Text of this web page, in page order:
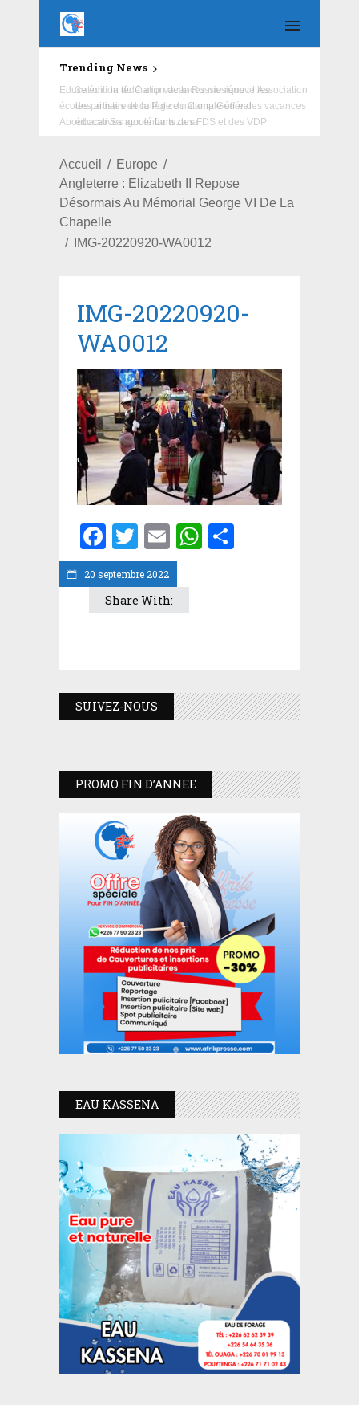
Trending News
Education : la fédération de la Russie rénove les
écoles primaire et collège du Camp Général
Aboubacar Sangoulé Lamizana
Accueil
Europe
Angleterre : Elizabeth II Repose
Désormais Au Mémorial George VI De La
Chapelle
IMG-20220920-WA0012
20 septembre 2022
IMG-20220920-
WA0012
Facebook
Twitter
EmailWhatsApp
Share With:
SUIVEZ-NOUS
PROMO FIN D’ANNEE
EAU KASSENA